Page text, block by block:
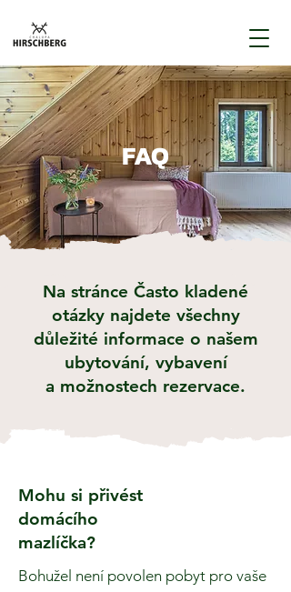
FAQ
Na stránce Často kladené
otázky najdete všechny
důležité informace o našem
ubytování, vybavení
a možnostech rezervace.
Mohu si přivést
domácího
mazlíčka?
Bohužel není povolen pobyt pro vaše